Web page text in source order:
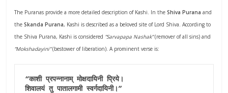
The Puranas provide a more detailed description of Kashi. In theShiva Purana and
theSkanda Purana, Kashi is described as a beloved site of Lord Shiva. According to
the Shiva Purana, Kashi is considered ”Sarvapapa Nashak”(remover of all sins) and
”Mokshadayini”(bestower of liberation). A prominent verse is:
“काशी प्रपन्नानाम् मोक्षदायिनी प्रिये।
शिवालयं तु पातालगामी स्वर्गदायिनी।”